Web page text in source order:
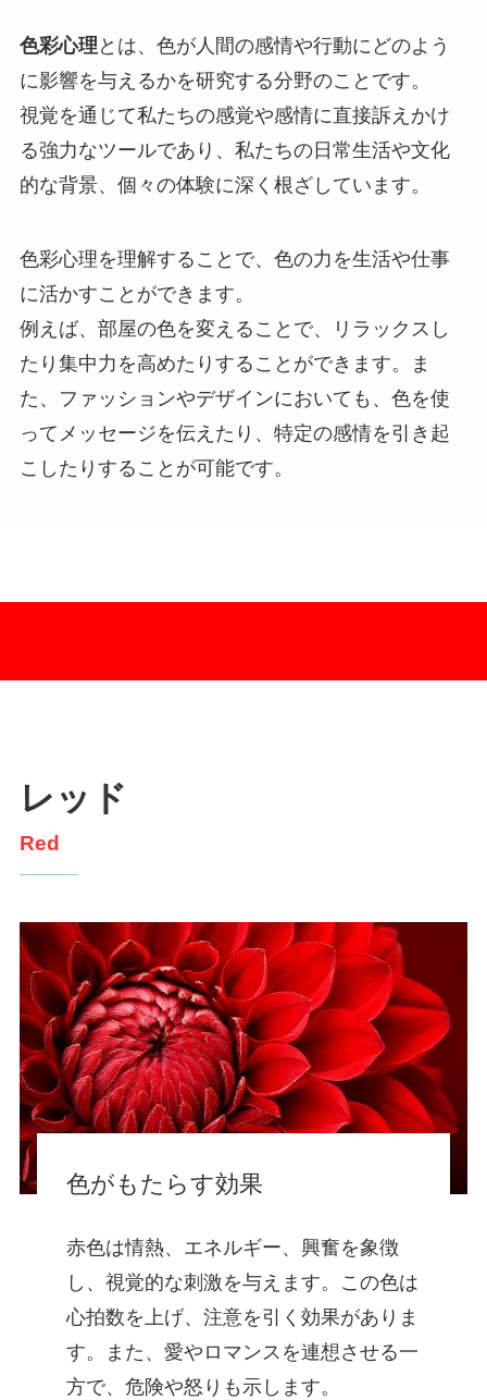
色彩心理 とは、色が人間の感情や行動にどのよう
に影響を与えるかを研究する分野のことです。
視覚を通じて私たちの感覚や感情に直接訴えかけ
る強力なツールであり、私たちの日常生活や文化
的な背景、個々の体験に深く根ざしています。
色彩心理を理解することで、色の力を生活や仕事
に活かすことができます。
例えば、部屋の色を変えることで、リラックスし
たり集中力を高めたりすることができます。ま
た、ファッションやデザインにおいても、色を使
ってメッセージを伝えたり、特定の感情を引き起
こしたりすることが可能です。
レッド
Red
色がもたらす効果
赤色は情熱、エネルギー、興奮を象徴
し、視覚的な刺激を与えます。この色は
心拍数を上げ、注意を引く効果がありま
す。また、愛やロマンスを連想させる一
方で、危険や怒りも示します。